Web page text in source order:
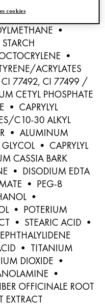
TRISILOXANE •
•
•
ACRYLATES
CI 77492, CI 77499 /
CETYL PHOSPHATE
• CAPRYLYL
C10-30 ALKYL
• ALUMINUM
• CAPRYLYL
CASSIA BARK
• DISODIUM EDTA
• PEG-8
•
• POTERIUM
• STEARIC ACID •
• TITANIUM
DIOXIDE •
•
OFFICINALE ROOT
EXTRACT
cookies